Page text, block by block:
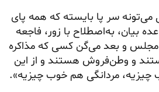
می‌تونه سر پا بایسته که همه پای
بیان، به‌اصطلاح با زور، فاجعه
و بعد می‌گن کسی که مذاکره
و وطن‌فروش هستند و از این
مردانگی هم خوب چیزیه».